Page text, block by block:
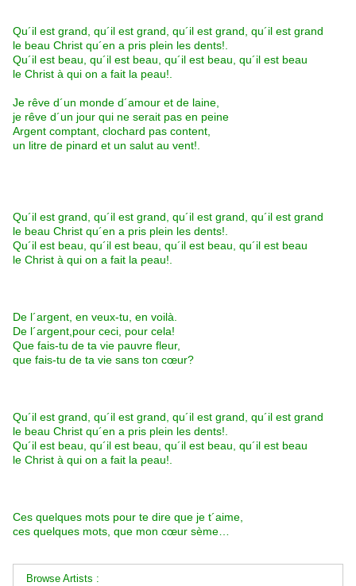
Qu´il est grand, qu´il est grand, qu´il est grand, qu´il est grand
le beau Christ qu´en a pris plein les dents!.
Qu´il est beau, qu´il est beau, qu´il est beau, qu´il est beau
le Christ à qui on a fait la peau!.
Je rêve d´un monde d´amour et de laine,
je rêve d´un jour qui ne serait pas en peine
Argent comptant, clochard pas content,
un litre de pinard et un salut au vent!.
Qu´il est grand, qu´il est grand, qu´il est grand, qu´il est grand
le beau Christ qu´en a pris plein les dents!.
Qu´il est beau, qu´il est beau, qu´il est beau, qu´il est beau
le Christ à qui on a fait la peau!.
De l´argent, en veux-tu, en voilà.
De l´argent,pour ceci, pour cela!
Que fais-tu de ta vie pauvre fleur,
que fais-tu de ta vie sans ton cœur?
Qu´il est grand, qu´il est grand, qu´il est grand, qu´il est grand
le beau Christ qu´en a pris plein les dents!.
Qu´il est beau, qu´il est beau, qu´il est beau, qu´il est beau
le Christ à qui on a fait la peau!.
Ces quelques mots pour te dire que je t´aime,
ces quelques mots, que mon cœur sème…
Browse Artists :